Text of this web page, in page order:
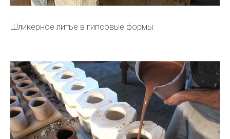
Шликерное литье в гипсовые формы